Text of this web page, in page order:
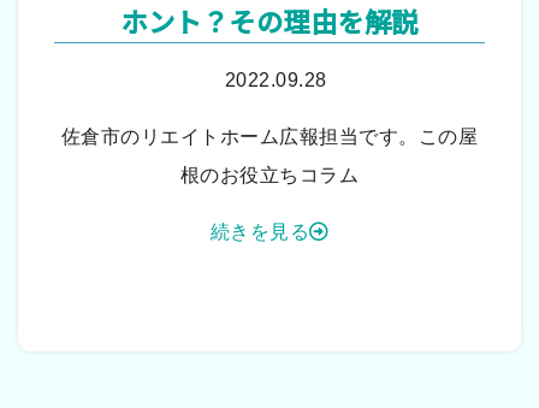
ホント？その理由を解説
2022.09.28
佐倉市のリエイトホーム広報担当です。この屋
根のお役立ちコラム
続きを見る